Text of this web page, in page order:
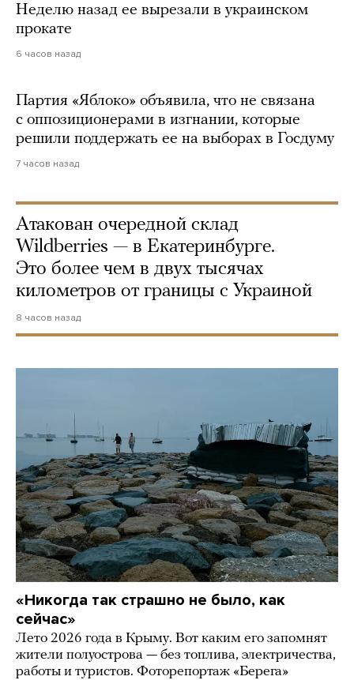
Неделю назад ее вырезали в украинском
прокате
6 часов назад
Партия «Яблоко» объявила, что не связана
с оппозиционерами в изгнании, которые
решили поддержать ее на выборах в Госдуму
7 часов назад
Атакован очередной склад
Wildberries — в Екатеринбурге.
Это более чем в двух тысячах
километров от границы с Украиной
8 часов назад
«Никогда так страшно не было, как
сейчас»
Лето 2026 года в Крыму. Вот каким его запомнят
жители полуострова — без топлива, электричества,
работы и туристов. Фоторепортаж «Берега»